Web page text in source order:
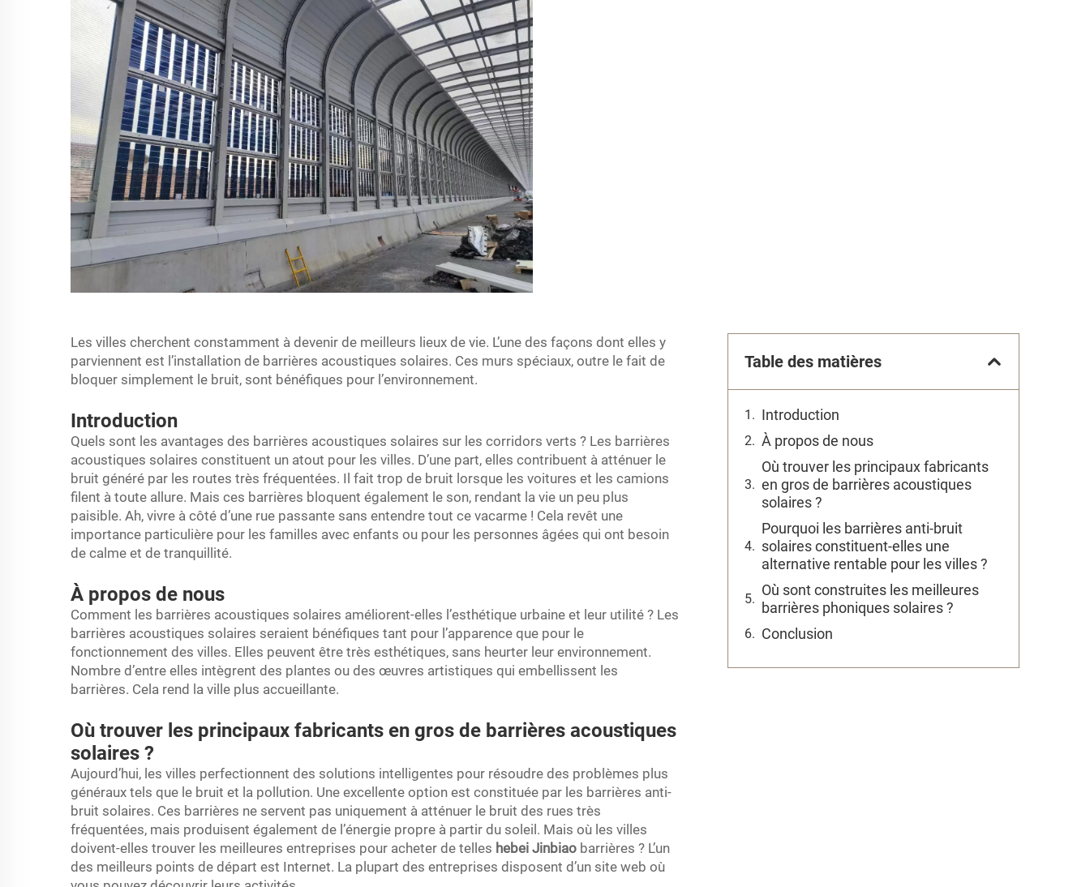
Les villes cherchent constamment à devenir de meilleurs lieux de vie. L’une des façons dont elles y
parviennent est l’installation de barrières acoustiques solaires. Ces murs spéciaux, outre le fait de
bloquer simplement le bruit, sont bénéfiques pour l’environnement.
Introduction
Quels sont les avantages des barrières acoustiques solaires sur les corridors verts ? Les barrières
acoustiques solaires constituent un atout pour les villes. D’une part, elles contribuent à atténuer le
bruit généré par les routes très fréquentées. Il fait trop de bruit lorsque les voitures et les camions
filent à toute allure. Mais ces barrières bloquent également le son, rendant la vie un peu plus
paisible. Ah, vivre à côté d’une rue passante sans entendre tout ce vacarme ! Cela revêt une
importance particulière pour les familles avec enfants ou pour les personnes âgées qui ont besoin
de calme et de tranquillité.
À propos de nous
Comment les barrières acoustiques solaires améliorent-elles l’esthétique urbaine et leur utilité ? Les
barrières acoustiques solaires seraient bénéfiques tant pour l’apparence que pour le
fonctionnement des villes. Elles peuvent être très esthétiques, sans heurter leur environnement.
Nombre d’entre elles intègrent des plantes ou des œuvres artistiques qui embellissent les
barrières. Cela rend la ville plus accueillante.
Où trouver les principaux fabricants en gros de barrières acoustiques
solaires ?
Aujourd’hui, les villes perfectionnent des solutions intelligentes pour résoudre des problèmes plus
généraux tels que le bruit et la pollution. Une excellente option est constituée par les barrières anti-
bruit solaires. Ces barrières ne servent pas uniquement à atténuer le bruit des rues très
fréquentées, mais produisent également de l’énergie propre à partir du soleil. Mais où les villes
doivent-elles trouver les meilleures entreprises pour acheter de telles hebei Jinbiao barrières ? L’un
des meilleurs points de départ est Internet. La plupart des entreprises disposent d’un site web où
Table des matières
Introduction
À propos de nous
Où trouver les principaux fabricants
en gros de barrières acoustiques
solaires ?
Pourquoi les barrières anti-bruit
solaires constituent-elles une
alternative rentable pour les villes ?
Où sont construites les meilleures
barrières phoniques solaires ?
Conclusion